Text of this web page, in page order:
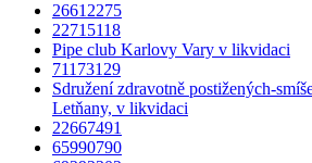
26612275
22715118
Pipe club Karlovy Vary v likvidaci
71173129
Sdružení zdravotně postižených-
Letňany, v likvidaci
22667491
65990790